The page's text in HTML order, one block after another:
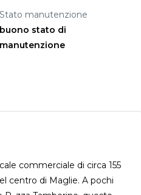
Stato manutenzione
buono stato di
manutenzione
commerciale di circa 155
centro di Maglie. A pochi